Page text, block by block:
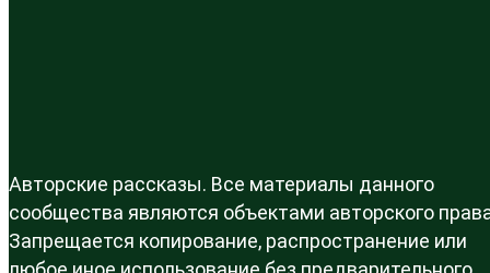
Авторские рассказы. Все материалы данного
сообщества являются объектами авторского
Запрещается копирование, распространение или